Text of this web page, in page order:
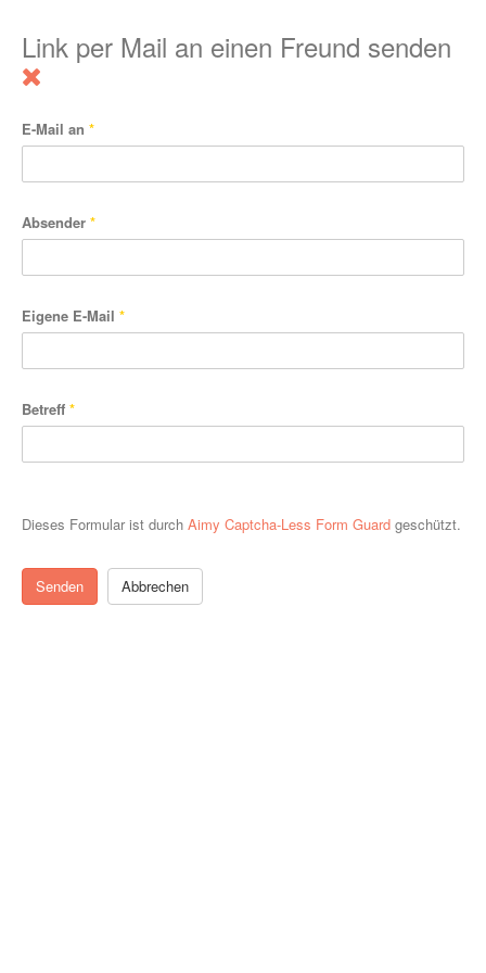
Link per Mail an einen Freund senden
E-Mail an *
Absender *
Eigene E-Mail *
Betreff *
Dieses Formular ist durch Aimy Captcha-Less Form Guard geschützt.
Senden Abbrechen